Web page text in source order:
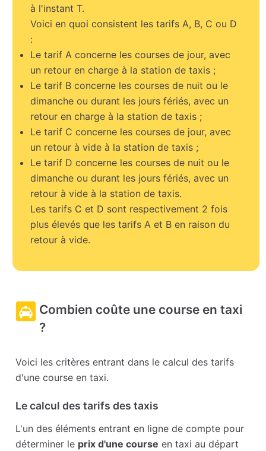
à l'instant T.
Voici en quoi consistent les tarifs A, B, C ou D
:
Le tarif A concerne les courses de jour, avec
un retour en charge à la station de taxis ;
Le tarif B concerne les courses de nuit ou le
dimanche ou durant les jours fériés, avec un
retour en charge à la station de taxis ;
Le tarif C concerne les courses de jour, avec
un retour à vide à la station de taxis ;
Le tarif D concerne les courses de nuit ou le
dimanche ou durant les jours fériés, avec un
retour à vide à la station de taxis.
Les tarifs C et D sont respectivement 2 fois
plus élevés que les tarifs A et B en raison du
retour à vide.
Combien coûte une course en taxi
?
Voici les critères entrant dans le calcul des tarifs
d'une course en taxi.
Le calcul des tarifs des taxis
L'un des éléments entrant en ligne de compte pour
déterminer le prix d'une course en taxi au départ